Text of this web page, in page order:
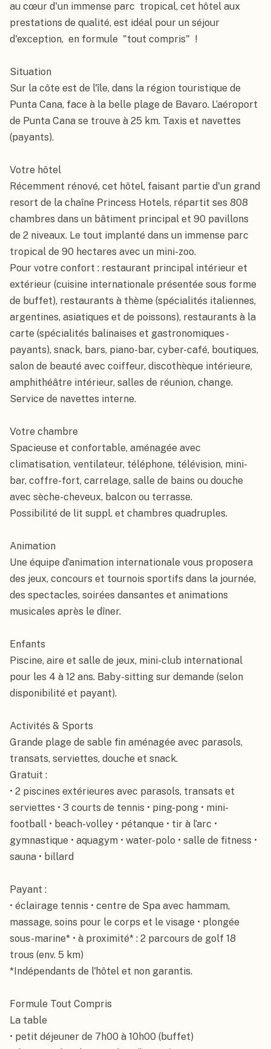
au cœur d'un immense parc  tropical, cet hôtel aux
prestations de qualité, est idéal pour un séjour
d'exception,  en formule  "tout compris"  !
Situation
Sur la côte est de l'île, dans la région touristique de
Punta Cana, face à la belle plage de Bavaro. L’aéroport
de Punta Cana se trouve à 25 km. Taxis et navettes
(payants).
Votre hôtel
Récemment rénové, cet hôtel, faisant partie d'un grand
resort de la chaîne Princess Hotels, répartit ses 808
chambres dans un bâtiment principal et 90 pavillons
de 2 niveaux. Le tout implanté dans un immense parc
tropical de 90 hectares avec un mini-zoo.
Pour votre confort : restaurant principal intérieur et
extérieur (cuisine internationale présentée sous forme
de buffet), restaurants à thème (spécialités italiennes,
argentines, asiatiques et de poissons), restaurants à la
carte (spécialités balinaises et gastronomiques -
payants), snack, bars, piano-bar, cyber-café, boutiques,
salon de beauté avec coiffeur, discothèque intérieure,
amphithéâtre intérieur, salles de réunion, change.
Service de navettes interne.
Votre chambre
Spacieuse et confortable, aménagée avec
climatisation, ventilateur, téléphone, télévision, mini-
bar, coffre-fort, carrelage, salle de bains ou douche
avec sèche-cheveux, balcon ou terrasse.
Possibilité de lit suppl. et chambres quadruples.
Animation
Une équipe d’animation internationale vous proposera
des jeux, concours et tournois sportifs dans la journée,
des spectacles, soirées dansantes et animations
musicales après le dîner.
Enfants
Piscine, aire et salle de jeux, mini-club international
pour les 4 à 12 ans. Baby-sitting sur demande (selon
disponibilité et payant).
Activités & Sports
Grande plage de sable fin aménagée avec parasols,
transats, serviettes, douche et snack.
Gratuit :
• 2 piscines extérieures avec parasols, transats et
serviettes • 3 courts de tennis • ping-pong • mini-
football • beach-volley • pétanque • tir à l’arc •
gymnastique • aquagym • water-polo • salle de fitness •
sauna • billard
Payant :
• éclairage tennis • centre de Spa avec hammam,
massage, soins pour le corps et le visage • plongée
sous-marine* • à proximité* : 2 parcours de golf 18
trous (env. 5 km)
*Indépendants de l'hôtel et non garantis.
Formule Tout Compris
La table
• petit déjeuner de 7h00 à 10h00 (buffet)